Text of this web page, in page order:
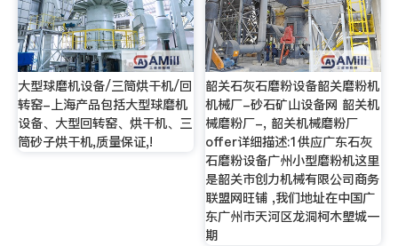
大型球磨机设备/三筒烘干机/回
转窑-上海产品包括大型球磨机
设备、大型回转窑、烘干机、三
筒砂子烘干机,质量保证,!
韶关石灰石磨粉设备韶关磨粉机
机械厂-砂石矿山设备网 韶关机
械磨粉厂-, 韶关机械磨粉厂
offer详细描述:1供应广东石灰
石磨粉设备广州小型磨粉机这里
是韶关市创力机械有限公司商务
联盟网旺铺 ,我们地址在中国广
东广州市天河区龙洞柯木塱城一
期